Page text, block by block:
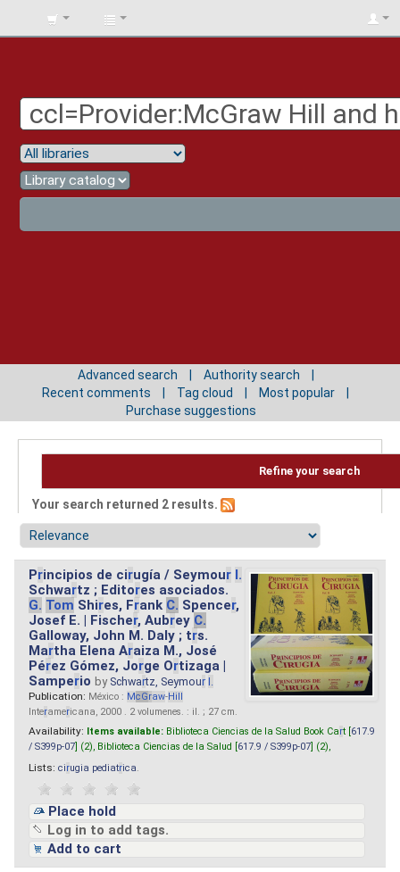
BIBLIOTECA
Advanced search
Authority search
Recent comments
Tag cloud
Most popular
Purchase suggestions
Refine your search
Your search returned 2 results.
Principios de cirugía / Seymour I.
Schwartz ; Editores asociados.
G. Tom Shires, Frank C. Spencer,
Josef E. | Fischer, Aubrey C.
Galloway, John M. Daly ; trs.
Martha Elena Araiza M., José
Pérez Gómez, Jorge Ortizaga |
Samperio by Schwartz, Seymour I.
Publication: México : McGraw-Hill
Interamericana, 2000 . 2 volumenes. : il. ; 27 cm.
Availability: Items available: Biblioteca Ciencias de la Salud Book Cart [ 617.9
/ S399p-07 ] (2), Biblioteca Ciencias de la Salud [ 617.9 / S399p-07 ] (2),
Lists: cirugia pediatrica
Place hold
Log in to add tags.
Add to cart